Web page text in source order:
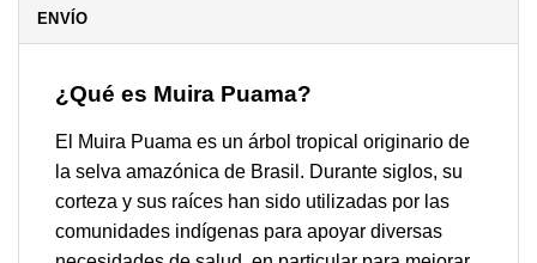
ENVÍO
¿Qué es Muira Puama?
El Muira Puama es un árbol tropical originario de
la selva amazónica de Brasil. Durante siglos, su
corteza y sus raíces han sido utilizadas por las
comunidades indígenas para apoyar diversas